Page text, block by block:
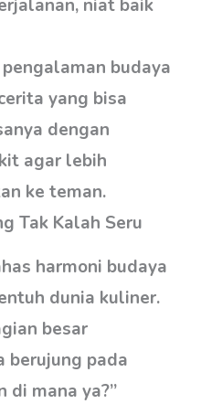
niat baik
budaya
yang bisa
dengan
agar lebih
ke teman.
Tak Kalah Seru
harmoni budaya
dunia kuliner.
besar
berujung pada
di mana ya?”